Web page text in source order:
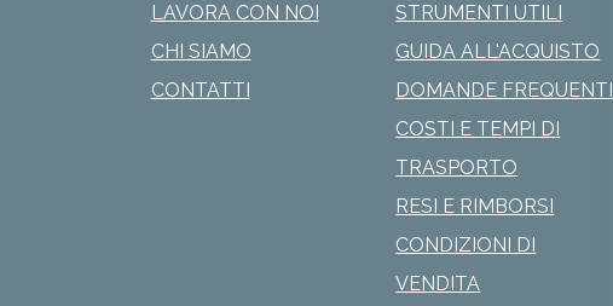
LAVORA CON NOI
CHI SIAMO
CONTATTI
STRUMENTI UTILI
GUIDA ALL'ACQUISTO
DOMANDE FREQUENTI
COSTI E TEMPI DI
TRASPORTO
RESI E RIMBORSI
CONDIZIONI DI
VENDITA